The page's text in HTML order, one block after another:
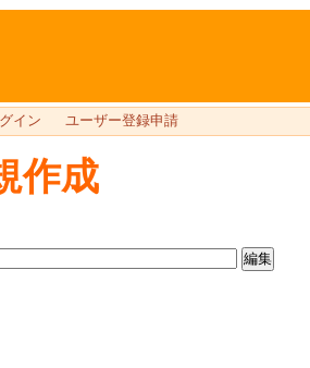
イン ユーザー登録申請
作成